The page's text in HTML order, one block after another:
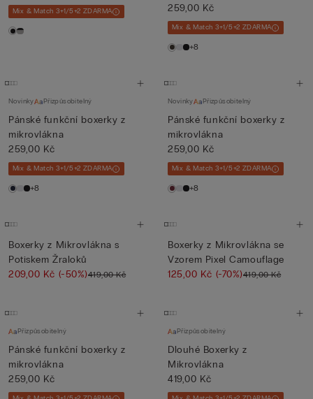
Mix & Match 3+1/5+2 ZDARMA
259,00 Kč
Mix & Match 3+1/5+2 ZDARMA
+8
Novinky Přizpůsobitelný
Pánské funkční boxerky z
mikrovlákna
259,00 Kč
Mix & Match 3+1/5+2 ZDARMA
+8
Novinky Přizpůsobitelný
Pánské funkční boxerky z
mikrovlákna
259,00 Kč
Mix & Match 3+1/5+2 ZDARMA
+8
Boxerky z Mikrovlákna s
Potiskem Žraloků
209,00 Kč (-50%)419,00 Kč
Boxerky z Mikrovlákna se
Vzorem Pixel Camouflage
125,00 Kč (-70%)419,00 Kč
Přizpůsobitelný
Pánské funkční boxerky z
mikrovlákna
259,00 Kč
Přizpůsobitelný
Dlouhé Boxerky z
Mikrovlákna
419,00 Kč